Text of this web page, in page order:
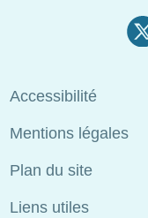
Menu
Pied
de
page
Accessibilité
Mentions légales
Plan du site
Liens utiles